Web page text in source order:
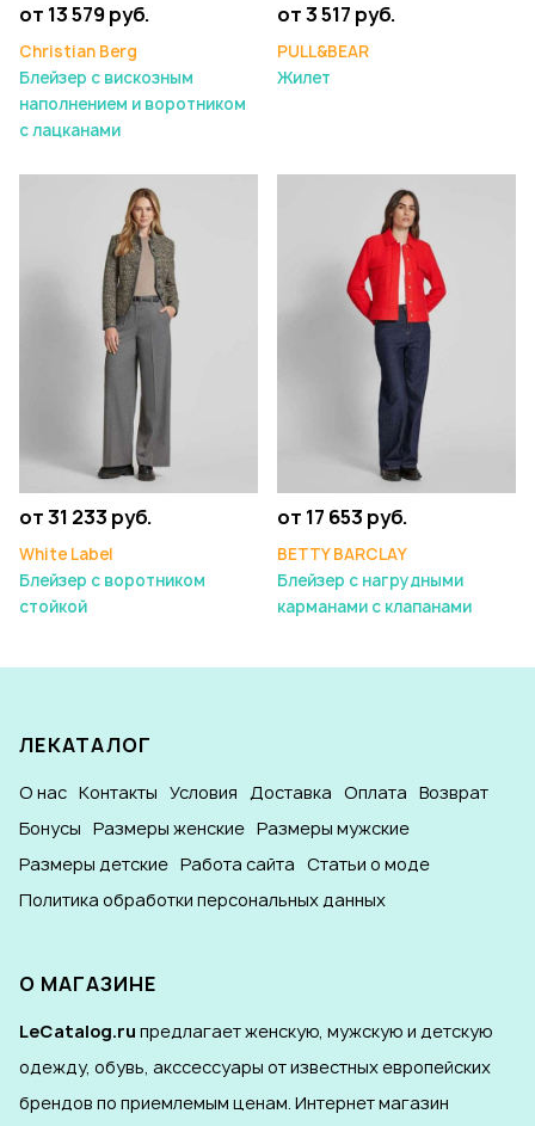
от 13 579 руб.
Christian Berg
Блейзер с вискозным
наполнением и воротником
с лацканами
от 3 517 руб.
PULL&BEAR
Жилет
от 31 233 руб.
White Label
Блейзер с воротником
стойкой
от 17 653 руб.
BETTY BARCLAY
Блейзер с нагрудными
карманами с клапанами
ЛЕКАТАЛОГ
О нас Контакты Условия Доставка Оплата Возврат
Бонусы Размеры женские Размеры мужские
Размеры детские Работа сайта Статьи о моде
Политика обработки персональных данных
О МАГАЗИНЕ
LeCatalog.ru предлагает женскую, мужскую и детскую
одежду, обувь, акссессуары от известных европейских
брендов по приемлемым ценам. Интернет магазин